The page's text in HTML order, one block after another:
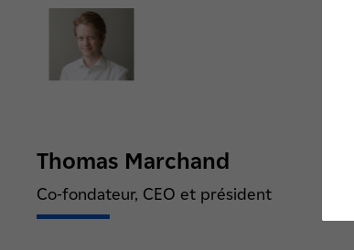
Thomas Marchand
Co-fondateur, CEO et président